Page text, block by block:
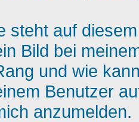
steht auf
Bild bei
und wie
Benutzer
anzumelden.